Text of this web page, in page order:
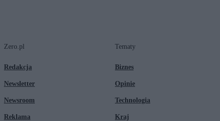
Zero.pl
Redakcja
Newsletter
Newsroom
Reklama
Tematy
Biznes
Opinie
Technologia
Kraj